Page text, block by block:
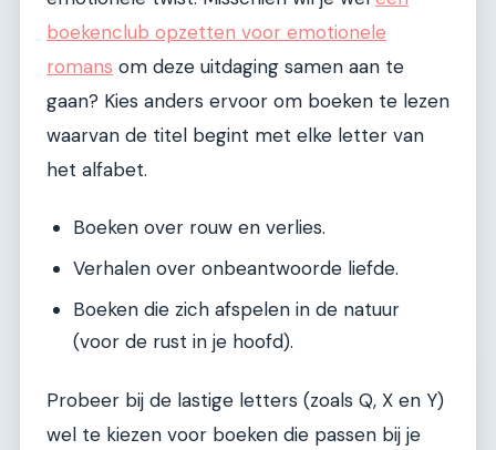
boekenclub opzetten voor emotionele
romans om deze uitdaging samen aan te
gaan? Kies anders ervoor om boeken te lezen
waarvan de titel begint met elke letter van
het alfabet.
Boeken over rouw en verlies.
Verhalen over onbeantwoorde liefde.
Boeken die zich afspelen in de natuur
(voor de rust in je hoofd).
Probeer bij de lastige letters (zoals Q, X en Y)
wel te kiezen voor boeken die passen bij je